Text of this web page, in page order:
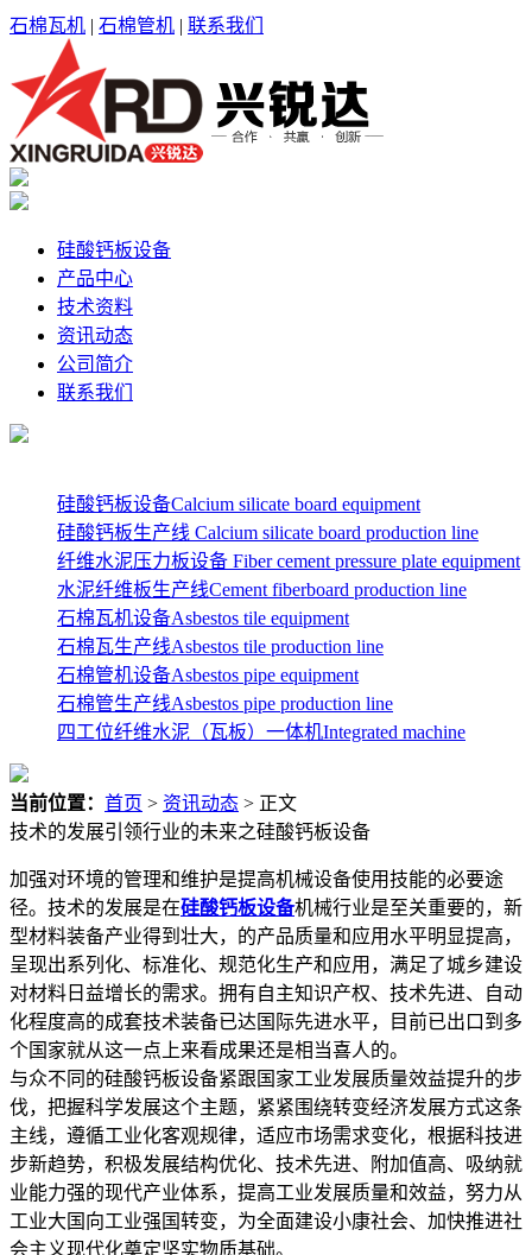
石棉瓦机 | 石棉管机 | 联系我们
硅酸钙板设备
产品中心
技术资料
资讯动态
公司简介
联系我们
硅酸钙板设备Calcium silicate board equipment
硅酸钙板生产线 Calcium silicate board production line
纤维水泥压力板设备 Fiber cement pressure plate equipment
水泥纤维板生产线Cement fiberboard production line
石棉瓦机设备Asbestos tile equipment
石棉瓦生产线Asbestos tile production line
石棉管机设备Asbestos pipe equipment
石棉管生产线Asbestos pipe production line
四工位纤维水泥（瓦板）一体机Integrated machine
当前位置： 首页 > 资讯动态 > 正文
技术的发展引领行业的未来之硅酸钙板设备
加强对环境的管理和维护是提高机械设备使用技能的必要途
径。技术的发展是在硅酸钙板设备机械行业是至关重要的，新
型材料装备产业得到壮大，的产品质量和应用水平明显提高，
呈现出系列化、标准化、规范化生产和应用，满足了城乡建设
对材料日益增长的需求。拥有自主知识产权、技术先进、自动
化程度高的成套技术装备已达国际先进水平，目前已出口到多
个国家就从这一点上来看成果还是相当喜人的。
与众不同的硅酸钙板设备紧跟国家工业发展质量效益提升的步
伐，把握科学发展这个主题，紧紧围绕转变经济发展方式这条
主线，遵循工业化客观规律，适应市场需求变化，根据科技进
步新趋势，积极发展结构优化、技术先进、附加值高、吸纳就
业能力强的现代产业体系，提高工业发展质量和效益，努力从
工业大国向工业强国转变，为全面建设小康社会、加快推进社
会主义现代化奠定坚实物质基础。